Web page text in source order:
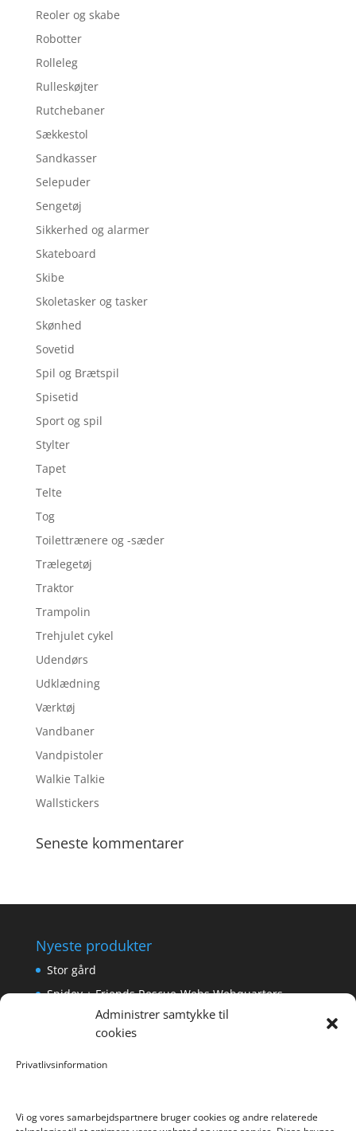
Administrer samtykke til
cookies
Privatlivsinformation
Vi og vores samarbejdspartnere bruger cookies og andre relaterede
Reoler og skabe
Robotter
Rolleleg
Rulleskøjter
Rutchebaner
Sækkestol
Sandkasser
Selepuder
Sengetøj
Sikkerhed og alarmer
Skateboard
Skibe
Skoletasker og tasker
Skønhed
Sovetid
Spil og Brætspil
Spisetid
Sport og spil
Stylter
Tapet
Telte
Tog
Toilettrænere og -sæder
Trælegetøj
Traktor
Trampolin
Trehjulet cykel
Udendørs
Udklædning
Værktøj
Vandbaner
Vandpistoler
Walkie Talkie
Wallstickers
Seneste kommentarer
Nyeste produkter
Stor gård
Spidey + Friends Rescue-Webs Webquarters
Forlængerkabel til håndkontrol 2×2 m.
Pokemon Skoletaske med 4 Dele
Hyggeligt fehjem med gyldent enhjørning